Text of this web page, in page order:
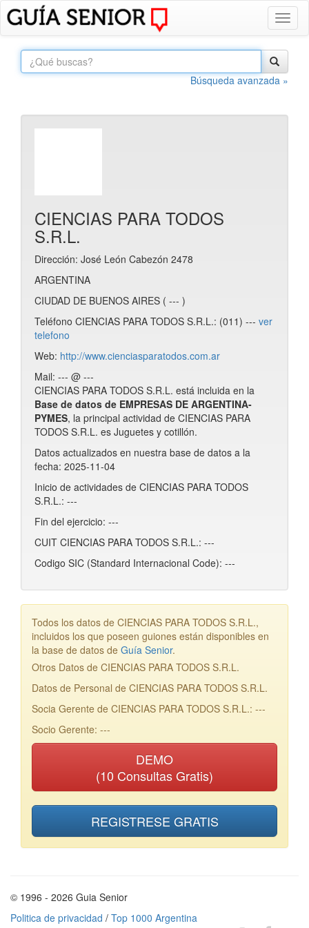
Búsqueda avanzada »
CIENCIAS PARA TODOS
S.R.L.
Dirección: José León Cabezón 2478
ARGENTINA
CIUDAD DE BUENOS AIRES ( --- )
Teléfono CIENCIAS PARA TODOS S.R.L.: (011) --- ver
telefono
Web: http://www.cienciasparatodos.com.ar
Mail: --- @ ---
CIENCIAS PARA TODOS S.R.L. está incluida en la
Base de datos de EMPRESAS DE ARGENTINA-
PYMES, la principal actividad de CIENCIAS PARA
TODOS S.R.L. es Juguetes y cotillón.
Datos actualizados en nuestra base de datos a la
fecha: 2025-11-04
Inicio de actividades de CIENCIAS PARA TODOS
S.R.L.: ---
Fin del ejercicio: ---
CUIT CIENCIAS PARA TODOS S.R.L.: ---
Codigo SIC (Standard Internacional Code): ---
Todos los datos de CIENCIAS PARA TODOS S.R.L.,
incluidos los que poseen guiones están disponibles en
la base de datos de Guía Senior.
Otros Datos de CIENCIAS PARA TODOS S.R.L.
Datos de Personal de CIENCIAS PARA TODOS S.R.L.
Socia Gerente de CIENCIAS PARA TODOS S.R.L.: ---
Socio Gerente: ---
DEMO
(10 Consultas Gratis)
REGISTRESE GRATIS
© 1996 - 2026 Guia Senior
Politica de privacidad / Top 1000 Argentina